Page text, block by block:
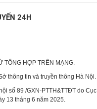
24H
TỔNG HỢP TRÊN MẠNG.
thông tin và truyền thông Hà Nội.
số 89 /GXN-PTTH&TTĐT do Cục
13 tháng 6 năm 2025.